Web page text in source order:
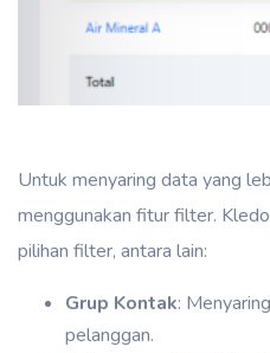
Untuk menyaring data yang
menggunakan fitur filter.
pilihan filter, antara lain:
Grup Kontak:
pelanggan.